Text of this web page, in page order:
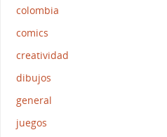
colombia
comics
creatividad
dibujos
general
juegos